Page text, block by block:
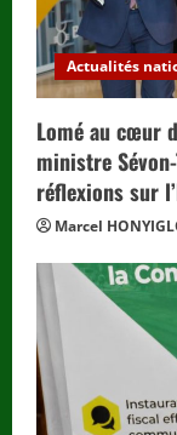
Actualités
Lomé au cœur
ministre
réflexions sur
Marcel